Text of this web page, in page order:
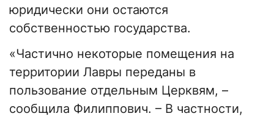
юридически они остаются
собственностью государства.
«Частично некоторые помещения на
территории Лавры переданы в
пользование отдельным Церквям, –
сообщила Филиппович. – В частности,